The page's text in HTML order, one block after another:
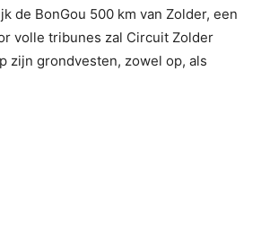
de BonGou 500 km van Zolder, een
volle tribunes zal Circuit Zolder
zijn grondvesten, zowel op, als